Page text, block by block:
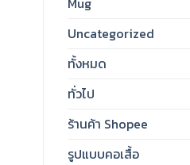
Uncategorized
ทั้งหมด
ทั่วไป
ร้านค้า Shopee
รูปแบบคอเสื้อ